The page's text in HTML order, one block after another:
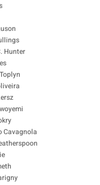
Hunter
Cavagnola